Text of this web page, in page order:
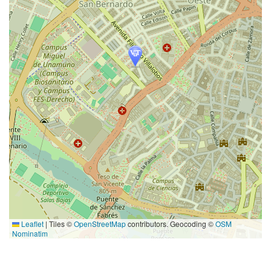
Leaflet | Tiles ©OpenStreetMapcontributors. Geocoding ©OSM
Nominatim